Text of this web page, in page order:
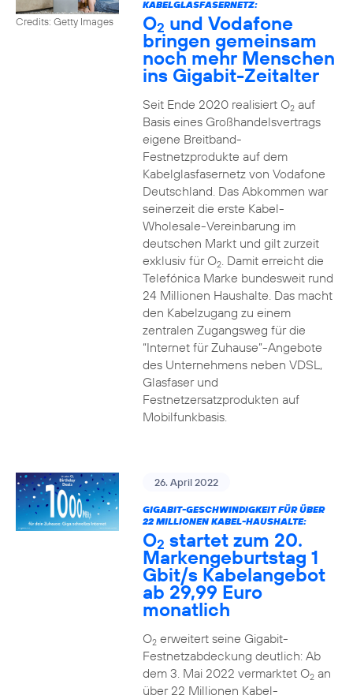
Credits: Getty Images
KABELGLASFASERNETZ:
O2 und Vodafone
bringen gemeinsam
noch mehr Menschen
ins Gigabit-Zeitalter
Seit Ende 2020 realisiert O2auf
Basis eines Großhandelsvertrags
eigene Breitband-
Festnetzprodukte auf dem
Kabelglasfasernetz von Vodafone
Deutschland. Das Abkommen war
seinerzeit die erste Kabel-
Wholesale-Vereinbarung im
deutschen Markt und gilt zurzeit
exklusiv für O2. Damit erreicht die
Telefónica Marke bundesweit rund
24 Millionen Haushalte. Das macht
den Kabelzugang zu einem
zentralen Zugangsweg für die
“Internet für Zuhause”-Angebote
des Unternehmens neben VDSL,
Glasfaser und
Festnetzersatzprodukten auf
Mobilfunkbasis.
26. April 2022
GIGABIT-GESCHWINDIGKEIT FÜR ÜBER
22 MILLIONEN KABEL-HAUSHALTE:
O2 startet zum 20.
Markengeburtstag 1
Gbit/s Kabelangebot
ab 29,99 Euro
monatlich
O2erweitert seine Gigabit-
Festnetzabdeckung deutlich: Ab
dem 3. Mai 2022 vermarktet O2an
über 22 Millionen Kabel-